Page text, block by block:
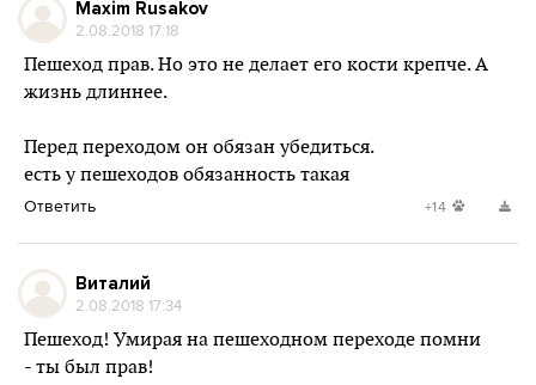
Maxim Rusakov
2.08.2018 17:18
Пешеход прав. Но это не делает его кости крепче. А
жизнь длиннее.
Перед переходом он обязан убедиться.
есть у пешеходов обязанность такая
Ответить +14
Виталий
2.08.2018 17:34
Пешеход! Умирая на пешеходном переходе помни
- ты был прав!